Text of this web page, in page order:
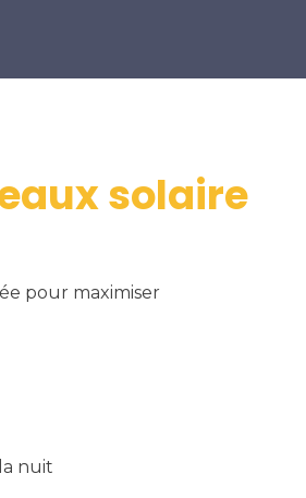
solaire
pour maximiser
nuit